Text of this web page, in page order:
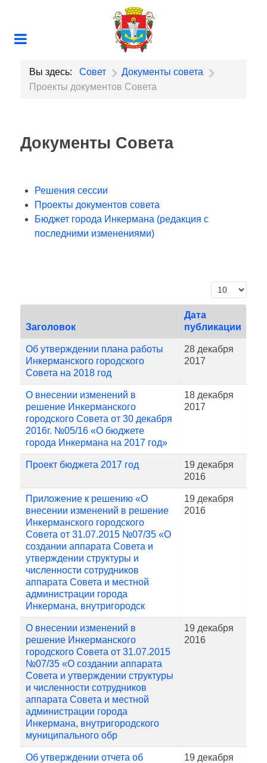
Вы здесь: Совет
Документы совета
Проекты документов Совета
Документы Совета
Решения сессии
Проекты документов совета
Бюджет города Инкермана (редакция с
последними изменениями)
Кол-во
Заголовок
Дата
публикации
Об утверждении плана работы
Инкерманского городского
Совета на 2018 год
28 декабря
2017
О внесении изменений в
решение Инкерманского
городского Совета от 30 декабря
2016г. №05/16 «О бюджете
города Инкермана на 2017 год»
18 декабря
2017
Проект бюджета 2017 год
19 декабря
2016
Приложение к решению «О
внесении изменений в решение
Инкерманского городского
Совета от 31.07.2015 №07/35 «О
создании аппарата Совета и
утверждении структуры и
численности сотрудников
аппарата Совета и местной
администрации города
Инкермана, внутригородск
19 декабря
2016
О внесении изменений в
решение Инкерманского
городского Совета от 31.07.2015
№07/35 «О создании аппарата
Совета и утверждении структуры
и численности сотрудников
аппарата Совета и местной
администрации города
Инкермана, внутригородского
муниципального обр
19 декабря
2016
Об утверждении отчета об
19 декабря